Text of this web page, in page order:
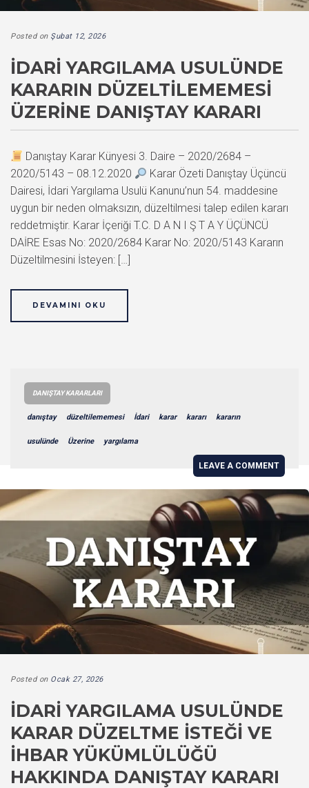
Posted on Şubat 12, 2026
İDARI YARGILAMA USULÜNDE
KARARIN DÜZELTILEMEMESI
ÜZERINE DANIŞTAY KARARI
Danıştay Karar Künyesi 3. Daire – 2020/2684 –
2020/5143 – 08.12.2020
Karar Özeti Danıştay Üçüncü
Dairesi, İdari Yargılama Usulü Kanunu’nun 54. maddesine
uygun bir neden olmaksızın, düzeltilmesi talep edilen kararı
reddetmiştir. Karar İçeriği T.C. D A N I Ş T A Y ÜÇÜNCÜ
DAİRE Esas No: 2020/2684 Karar No: 2020/5143 Kararın
Düzeltilmesini İsteyen: […]
DEVAMINI OKU
DANIŞTAY KARARLARI
danıştay düzeltilememesi İdari karar kararı kararın
usulünde Üzerine yargılama
LEAVE A COMMENT
Posted on Ocak 27, 2026
İDARI YARGILAMA USULÜNDE
KARAR DÜZELTME İSTEĞI VE
İHBAR YÜKÜMLÜLÜĞÜ
HAKKINDA DANIŞTAY KARARI